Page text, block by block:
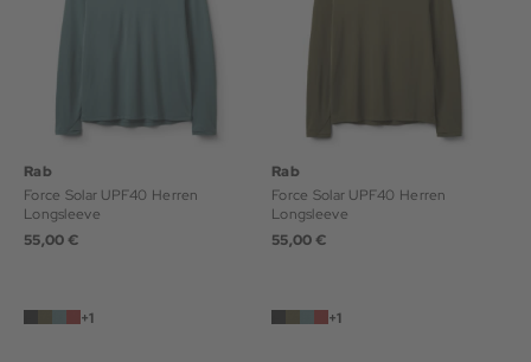
Rab
Force Solar UPF40 Herren
Longsleeve
55,00 €
+1
Rab
Force Solar UPF40 Herren
Longsleeve
55,00 €
+1